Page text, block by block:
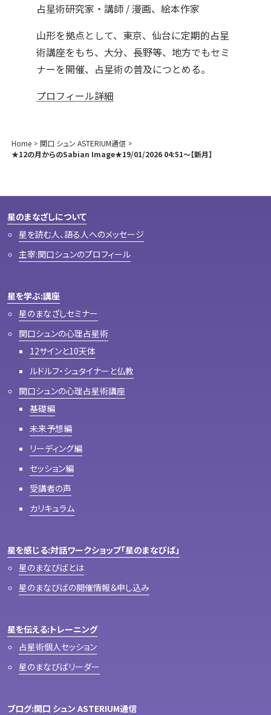
占星術研究家・講師 / 漫画、絵本作家
山形を拠点として、東京、仙台に定期的占星
術講座をもち、大分、長野等、地方でもセミ
ナーを開催、占星術の普及につとめる。
プロフィール詳細
Home
関口 シュン ASTERIUM通信
★12の月からのSabian Image★19/01/2026 04:51～【新月】
星のまなざしについて
星を読む人、語る人へのメッセージ
主宰:関口シュンのプロフィール
星を学ぶ:講座
星のまなざしセミナー
関口シュンの心理占星術
12サインと10天体
ルドルフ・シュタイナーと仏教
関口シュンの心理占星術講座
基礎編
未来予想編
リーディング編
セッション編
受講者の声
カリキュラム
星を感じる:対話ワークショップ「星のまなびば」
星のまなびばとは
星のまなびばの開催情報＆申し込み
星を伝える:トレーニング
占星術個人セッション
星のまなびばリーダー
ブログ:関口 シュン ASTERIUM通信